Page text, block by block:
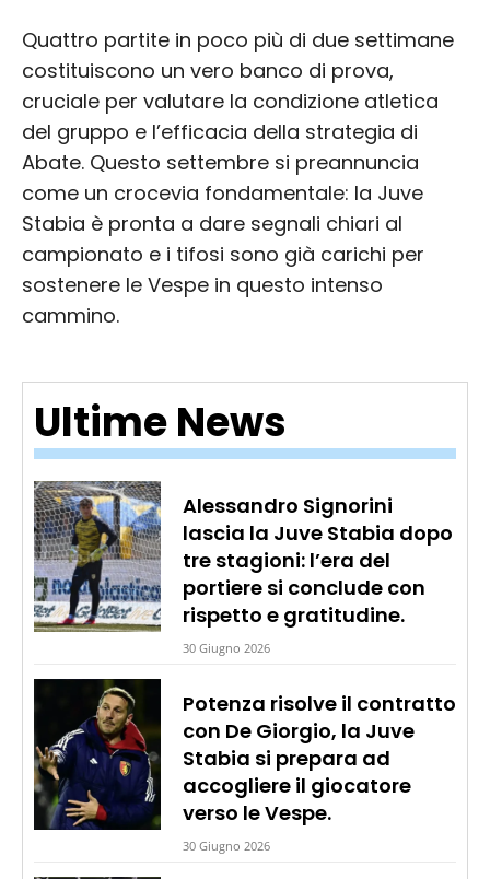
Ultime News
Alessandro Signorini
lascia la Juve Stabia dopo
tre stagioni: l’era del
portiere si conclude con
rispetto e gratitudine.
30 Giugno 2026
Potenza risolve il contratto
con De Giorgio, la Juve
Stabia si prepara ad
accogliere il giocatore
verso le Vespe.
30 Giugno 2026
Quattro partite in poco più di due settimane
costituiscono un vero banco di prova,
cruciale per valutare la condizione atletica
del gruppo e l’efficacia della strategia di
Abate. Questo settembre si preannuncia
come un crocevia fondamentale: la Juve
Stabia è pronta a dare segnali chiari al
campionato e i tifosi sono già carichi per
sostenere le Vespe in questo intenso
cammino.